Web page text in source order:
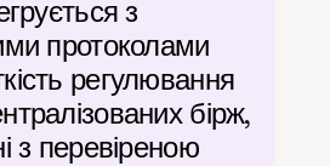
з
протоколами
регулювання
бірж,
з перевіреною